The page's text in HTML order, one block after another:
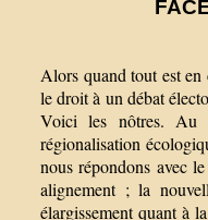
Alors quand tout est en
le droit à un débat
Voici les nôtres. Au
régionalisation
nous répondons avec
alignement ; la
élargissement quant à